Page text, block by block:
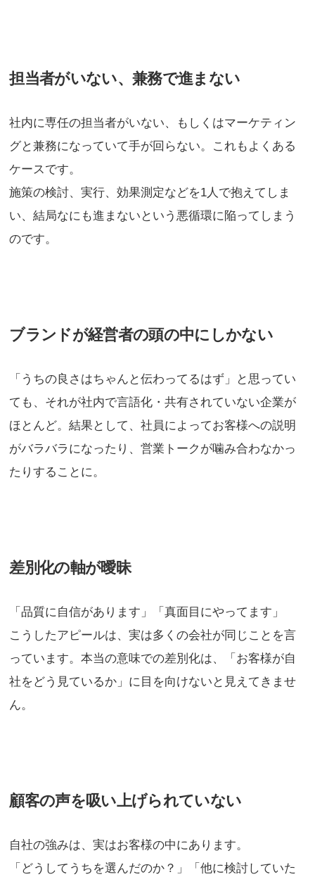
担当者がいない、兼務で進まない
社内に専任の担当者がいない、もしくはマーケティン
グと兼務になっていて手が回らない。これもよくある
ケースです。
施策の検討、実行、効果測定などを1人で抱えてしま
い、結局なにも進まないという悪循環に陥ってしまう
のです。
ブランドが経営者の頭の中にしかない
「うちの良さはちゃんと伝わってるはず」と思ってい
ても、それが社内で言語化・共有されていない企業が
ほとんど。結果として、社員によってお客様への説明
がバラバラになったり、営業トークが噛み合わなかっ
たりすることに。
差別化の軸が曖昧
「品質に自信があります」「真面目にやってます」
こうしたアピールは、実は多くの会社が同じことを言
っています。本当の意味での差別化は、「お客様が自
社をどう見ているか」に目を向けないと見えてきませ
ん。
顧客の声を吸い上げられていない
自社の強みは、実はお客様の中にあります。
「どうしてうちを選んだのか？」「他に検討していた